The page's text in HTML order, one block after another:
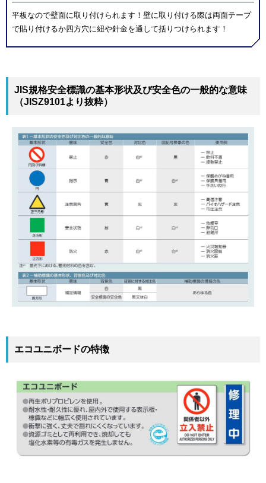
平板なので壁面に取り付けられます！壁に取り付ける際は両面テープ
で貼り付けるか四方穴に紐や針金を通して括りつけられます！
JIS規格安全標識の基本形状及び安全色の一般的な意味
（JISZ9101より抜粋）
エコユニボードの特徴